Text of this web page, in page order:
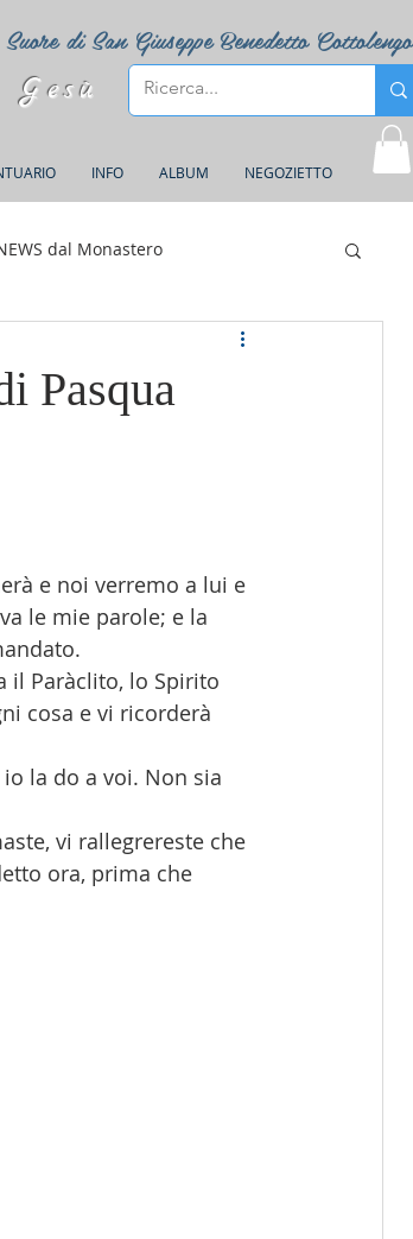
Suore di San Giuseppe Benedetto Cottolengo
INFO ALBUM NEGOZIETTO
dal Monastero
Pasqua
e noi verremo a lui e
le mie parole; e la
il Paràclito, lo Spirito
cosa e vi ricorderà
la do a voi. Non sia
vi rallegrereste che
ora, prima che